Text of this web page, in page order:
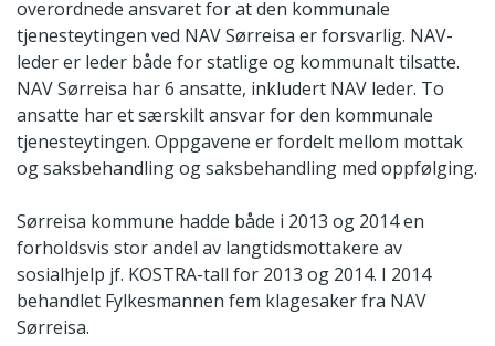
overordnede ansvaret for at den kommunale
tjenesteytingen ved NAV Sørreisa er forsvarlig. NAV-
leder er leder både for statlige og kommunalt tilsatte.
NAV Sørreisa har 6 ansatte, inkludert NAV leder. To
ansatte har et særskilt ansvar for den kommunale
tjenesteytingen. Oppgavene er fordelt mellom mottak
og saksbehandling og saksbehandling med oppfølging.
Sørreisa kommune hadde både i 2013 og 2014 en
forholdsvis stor andel av langtidsmottakere av
sosialhjelp jf. KOSTRA-tall for 2013 og 2014. I 2014
behandlet Fylkesmannen fem klagesaker fra NAV
Sørreisa.